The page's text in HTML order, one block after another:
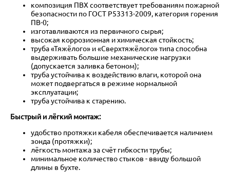
композиция ПВХ соответствует требованиям пожарной
безопасности по ГОСТ Р53313-2009, категория горения
ПВ-0;
изготавливаются из первичного сырья;
высокая коррозионная и химическая стойкость;
труба «Тяжёлого» и «Сверхтяжёлого» типа способна
выдерживать большие механические нагрузки
(допускается заливка бетоном);
труба устойчива к воздействию влаги, которой она
может подвергаться в режиме нормальной
эксплуатации;
труба устойчива к старению.
Быстрый и лёгкий монтаж:
удобство протяжки кабеля обеспечивается наличием
зонда (протяжки);
лёгкость монтажа за счёт гибкости трубы;
минимальное количество стыков - ввиду большой
длины в бухте.